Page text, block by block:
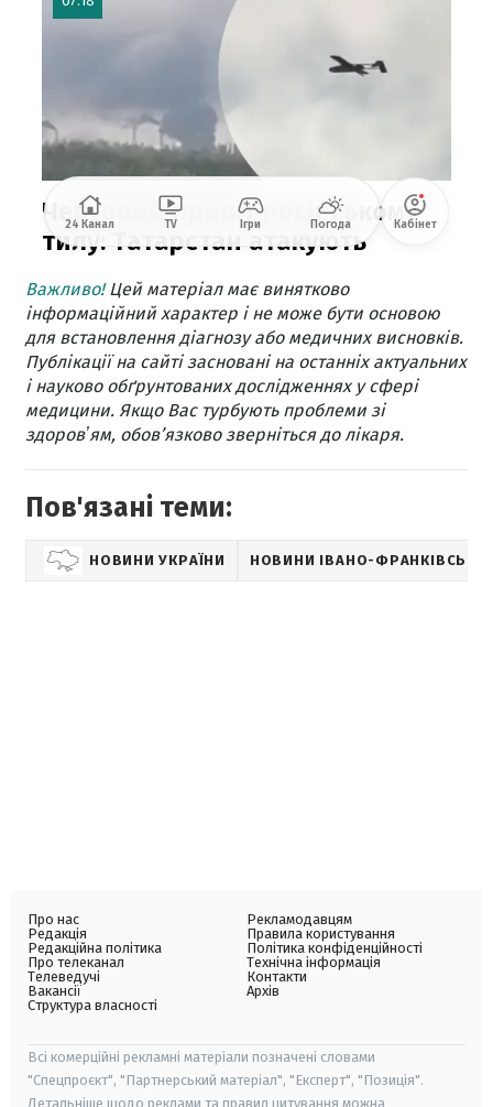
Важливо!Цей матеріал має винятково
інформаційний характер і не може бути основою
для встановлення діагнозу або медичних висновків.
Публікації на сайті засновані на останніх актуальних
і науково обґрунтованих дослідженнях у сфері
медицини. Якщо Вас турбують проблеми зі
здоровʼям, обов’язково зверніться до лікаря.
Пов'язані теми:
НОВИНИ УКРАЇНИ НОВИНИ ІВАНО-ФРАНКІВСЬКА
Про нас
Редакція
Редакційна політика
Про телеканал
Телеведучі
Вакансії
Структура власності
Рекламодавцям
Правила користування
Політика конфіденційності
Технічна інформація
Контакти
Архів
Всі комерційні рекламні матеріали позначені словами
"Спецпроєкт", "Партнерський матеріал", "Експерт", "Позиція".
Детальніше щодо реклами та правил цитування можна